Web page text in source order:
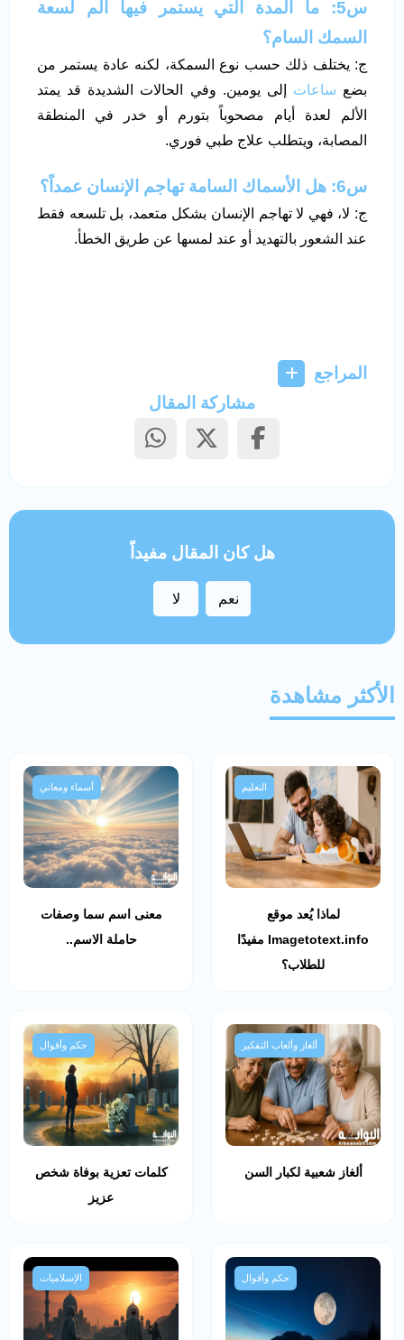
س5: ما المدة التي يستمر فيها ألم لسعة
السمك السام؟
ج: يختلف ذلك حسب نوع السمكة، لكنه عادة يستمر من
بضع ساعات إلى يومين. وفي الحالات الشديدة قد يمتد
الألم لعدة أيام مصحوباً بتورم أو خدر في المنطقة
المصابة، ويتطلب علاج طبي فوري.
س6: هل الأسماك السامة تهاجم الإنسان عمداً؟
ج: لا، فهي لا تهاجم الإنسان بشكل متعمد، بل تلسعه فقط
عند الشعور بالتهديد أو عند لمسها عن طريق الخطأ.
المراجع
مشاركة المقال
هل كان المقال مفيداً
نعم لا
الأكثر مشاهدة
التعليم
لماذا يُعد موقع
Imagetotext.info مفيدًا
للطلاب؟
أسماء ومعاني
معنى اسم سما وصفات
حاملة الاسم..
ألغاز وألعاب التفكير
ألغاز شعبية لكبار السن
حكم وأقوال
كلمات تعزية بوفاة شخص
عزيز
حكم وأقوال الإسلاميات